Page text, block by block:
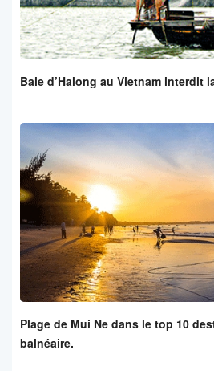
Baie d’Halong au Vietnam interdit
Plage de Mui Ne dans le top 10
balnéaire.